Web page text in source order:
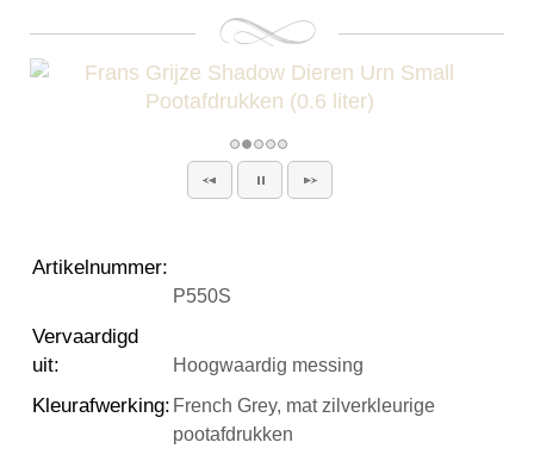
Artikelnummer:
P550S
Vervaardigd
uit: Hoogwaardig messing
Kleurafwerking: French Grey, mat zilverkleurige
pootafdrukken